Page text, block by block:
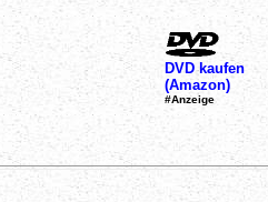
DVD kaufen
(Amazon)
#Anzeige